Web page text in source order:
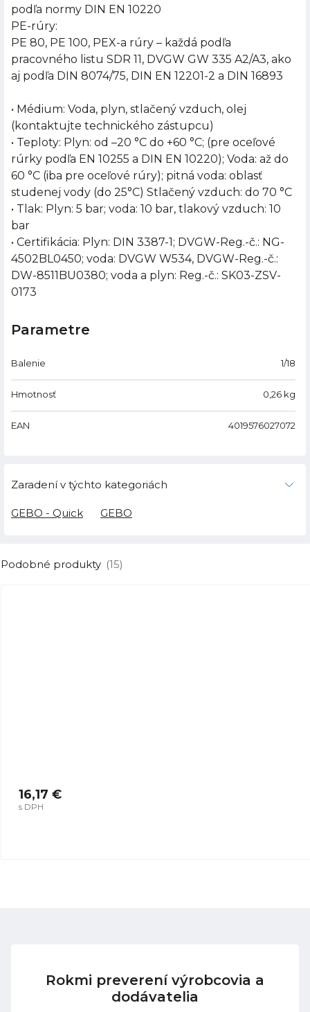
podľa normy DIN EN 10220
PE-rúry:
PE 80, PE 100, PEX-a rúry – každá podľa
pracovného listu SDR 11, DVGW GW 335 A2/A3, ako
aj podľa DIN 8074/75, DIN EN 12201-2 a DIN 16893
• Médium: Voda, plyn, stlačený vzduch, olej
(kontaktujte technického zástupcu)
• Teploty: Plyn: od –20 °C do +60 °C; (pre oceľové
rúrky podľa EN 10255 a DIN EN 10220); Voda: až do
60 °C (iba pre oceľové rúry); pitná voda: oblasť
studenej vody (do 25°C) Stlačený vzduch: do 70 °C
• Tlak: Plyn: 5 bar; voda: 10 bar, tlakový vzduch: 10
bar
• Certifikácia: Plyn: DIN 3387-1; DVGW-Reg.-č.: NG-
4502BL0450; voda: DVGW W534, DVGW-Reg.-č.:
DW-8511BU0380; voda a plyn: Reg.-č.: SK03-ZSV-
0173
Parametre
Balenie 1/18
Hmotnosť 0,26 kg
EAN 4019576027072
Zaradení v týchto kategoriách
GEBO - Quick GEBO
Podobné produkty (15)
16,17 €
s DPH
Rokmi preverení výrobcovia a
dodávatelia